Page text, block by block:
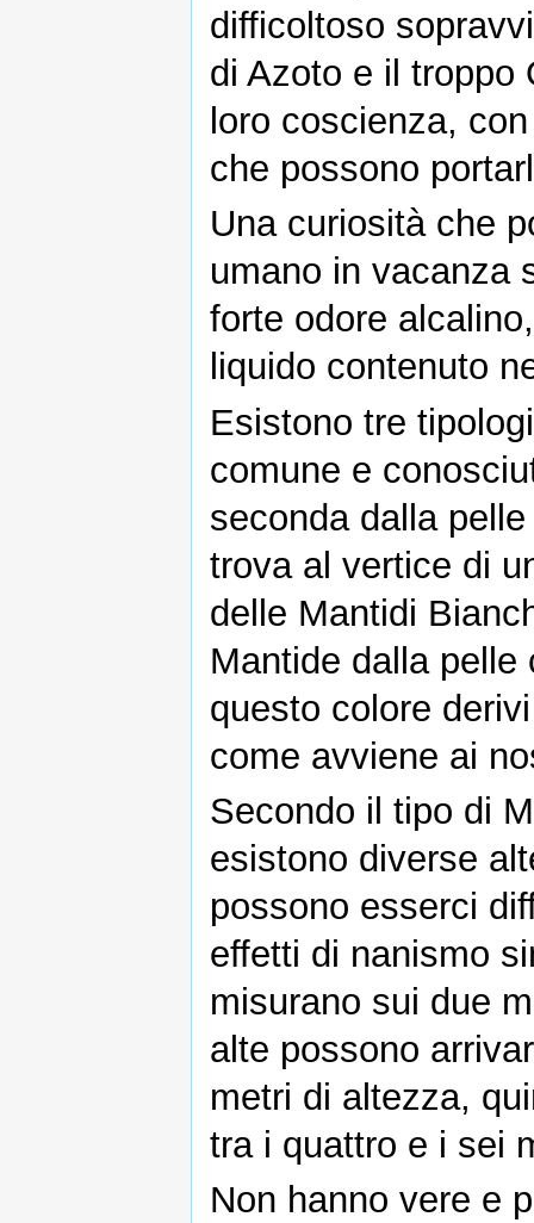
difficoltoso
di Azoto e il troppo
loro coscienza,
che possono
Una curiosità che
umano in vacanza
forte odore
liquido contenuto
Esistono tre
comune e
seconda dalla
trova al vertice di
delle Mantidi
Mantide dalla
questo colore
come avviene ai
Secondo il tipo di
esistono diverse
possono esserci
effetti di nanismo
misurano sui due
alte possono
metri di altezza,
tra i quattro e i sei
Non hanno vere e